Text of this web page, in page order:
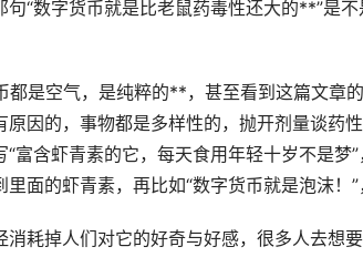
“数字货币就是比老鼠药毒性还大的**”是
都是空气，是纯粹的**，甚至看到这篇文章
原因的，事物都是多样性的，抛开剂量谈药
富含虾青素的它，每天食用年轻十岁不是梦
面的虾青素，再比如“数字货币就是泡沫！
耗掉人们对它的好奇与好感，很多人去想